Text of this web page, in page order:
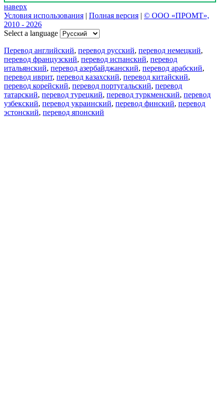
наверх
Условия использования
Полная версия
© ООО «ПРОМТ»,
2010 - 2026
Select a language
Перевод английский, перевод русский, перевод немецкий,
перевод французский, перевод испанский, перевод
итальянский, перевод азербайджанский, перевод арабский,
перевод иврит, перевод казахский, перевод китайский,
перевод корейский, перевод португальский, перевод
татарский, перевод турецкий, перевод туркменский, перевод
узбекский, перевод украинский, перевод финский, перевод
эстонский, перевод японский